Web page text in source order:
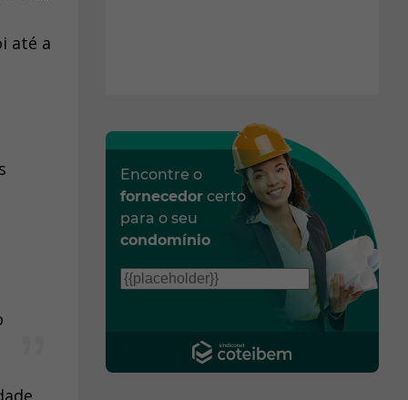
até a
Encontre o
fornecedor certo
para o seu
condomínio